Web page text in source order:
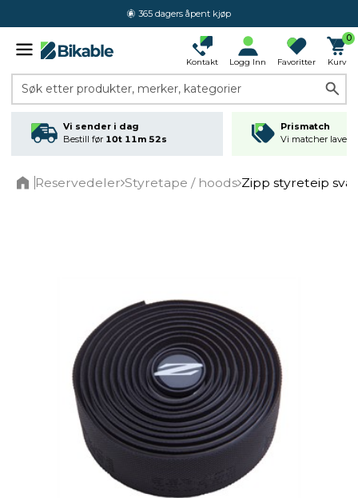
365 dagers åpent kjøp
Kontakt Logg Inn Favoritter
0
Kurv
Søk etter produkter, merker, kategorier
Vi sender i dag
Bestill før 10t 11m 52s
Prismatch
Vi matcher
Reservedeler Styretape / hoods Zipp styreteip